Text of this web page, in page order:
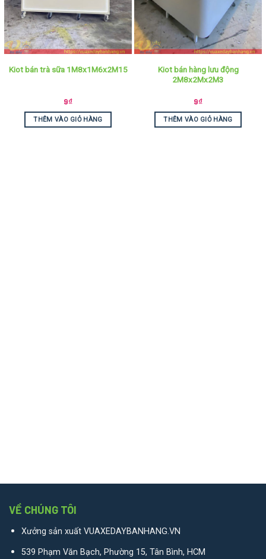
Kiot bán trà sữa 1M8x1M6x2M15
9₫
THÊM VÀO GIỎ HÀNG
Kiot bán hàng lưu động
2M8x2Mx2M3
9₫
THÊM VÀO GIỎ HÀNG
VỀ CHÚNG TÔI
Xưởng sản xuất VUAXEDAYBANHANG.VN
539 Phạm Văn Bạch, Phường 15, Tân Bình, HCM